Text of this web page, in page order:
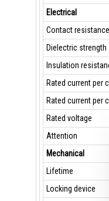
Electrical
Contact resistance
Dielectric strength
Insulation
Rated current per
Rated current per
Rated voltage
Attention
Mechanical
Lifetime
Locking device